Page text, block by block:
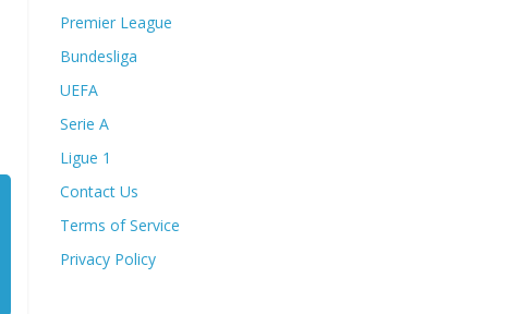
Premier League
Bundesliga
UEFA
Serie A
Ligue 1
Contact Us
Terms of Service
Privacy Policy